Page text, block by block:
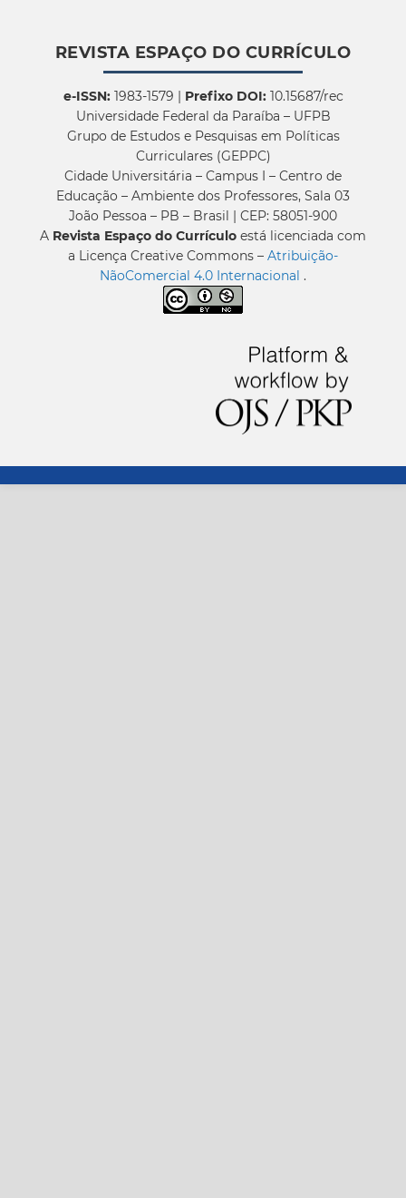
REVISTA ESPAÇO DO CURRÍCULO
e-ISSN:1983-1579 | Prefixo DOI:10.15687/rec
Universidade Federal da Paraíba – UFPB
Grupo de Estudos e Pesquisas em Políticas
Curriculares (GEPPC)
Cidade Universitária – Campus I – Centro de
Educação – Ambiente dos Professores, Sala 03
João Pessoa – PB – Brasil | CEP: 58051-900
A Revista Espaço do Currículo está licenciada com
a Licença Creative Commons – Atribuição-
NãoComercial 4.0 Internacional .